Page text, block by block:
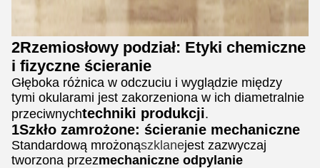
2Rzemiosłowy podział: Etyki chemiczne
i fizyczne ścieranie
Głęboka różnica w odczuciu i wyglądzie między
tymi okularami jest zakorzeniona w ich diametralnie
przeciwnychtechniki produkcji.
1Szkło zamrożone: ścieranie mechaniczne
Standardową mrożonąszklanejest zazwyczaj
tworzona przezmechaniczne odpylanie